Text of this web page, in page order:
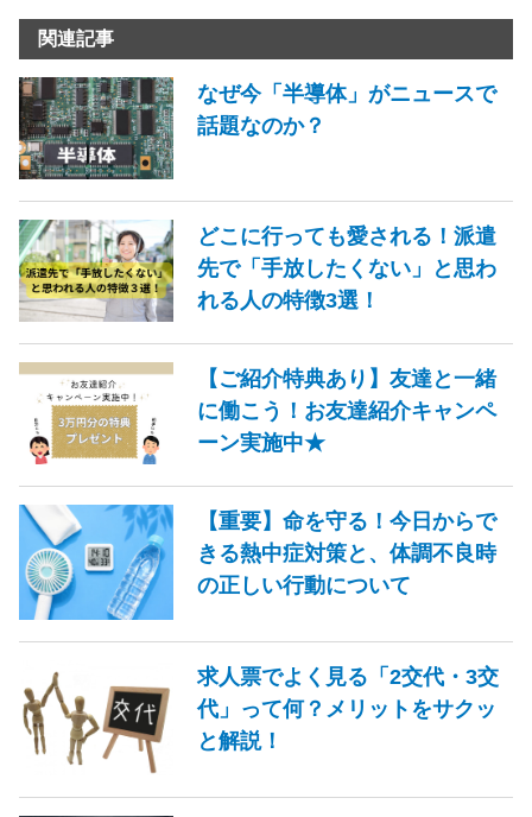
関連記事
なぜ今「半導体」がニュースで
話題なのか？
どこに行っても愛される！派遣
先で「手放したくない」と思わ
れる人の特徴3選！
【ご紹介特典あり】友達と一緒
に働こう！お友達紹介キャンペ
ーン実施中★
【重要】命を守る！今日からで
きる熱中症対策と、体調不良時
の正しい行動について
求人票でよく見る「2交代・3交
代」って何？メリットをサクッ
と解説！